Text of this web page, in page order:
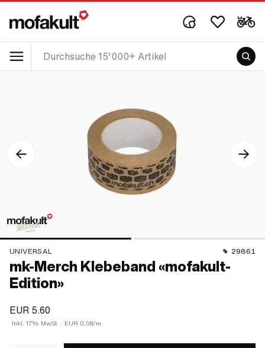
UNIVERSAL 29861
mk-Merch Klebeband «mofakult-
Edition»
EUR 5.60
Inkl. 17% MwSt. · EUR 0.08/m